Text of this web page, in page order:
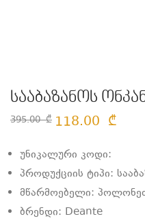
სააბაზანოს
395.00₾ 118.00 ₾
უნიკალური კოდი:
პროდუქციის ტიპი:
მწარმოებელი:
ბრენდი: Deante